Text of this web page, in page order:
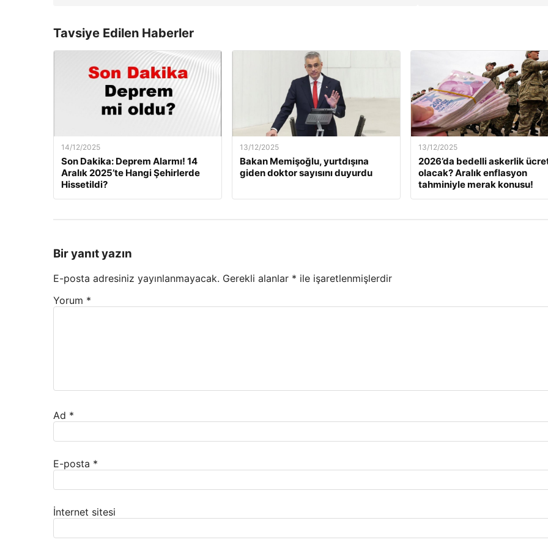
Tavsiye Edilen Haberler
14/12/2025
Son Dakika: Deprem Alarmı! 14
Aralık 2025’te Hangi Şehirlerde
Hissetildi?
13/12/2025
Bakan Memişoğlu, yurtdışına
giden doktor sayısını duyurdu
13/12/2025
2026’da bedelli askerlik
olacak? Aralık enflasyon
tahminiyle merak konusu!
Bir yanıt yazın
E-posta adresiniz yayınlanmayacak. Gerekli alanlar * ile işaretlenmişlerdir
Yorum *
Ad *
E-posta *
İnternet sitesi